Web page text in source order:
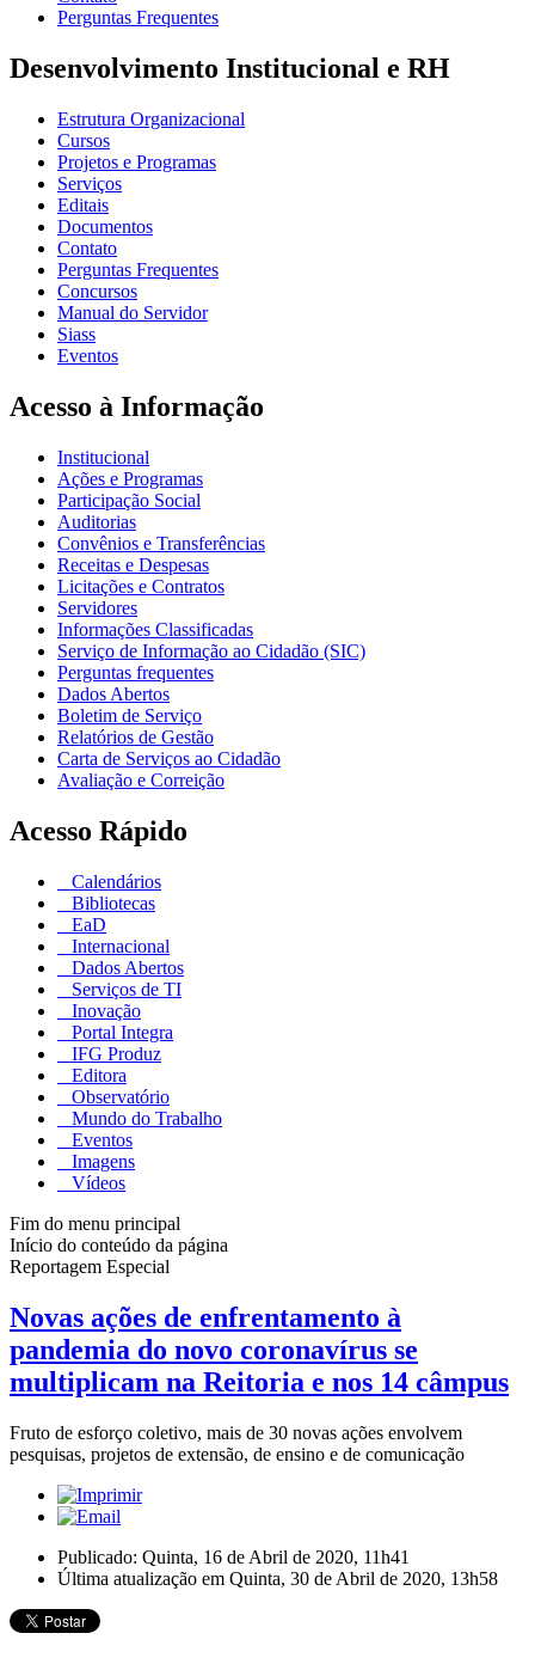
Perguntas Frequentes
Desenvolvimento Institucional e RH
Estrutura Organizacional
Cursos
Projetos e Programas
Serviços
Editais
Documentos
Contato
Perguntas Frequentes
Concursos
Manual do Servidor
Siass
Eventos
Acesso à Informação
Institucional
Ações e Programas
Participação Social
Auditorias
Convênios e Transferências
Receitas e Despesas
Licitações e Contratos
Servidores
Informações Classificadas
Serviço de Informação ao Cidadão (SIC)
Perguntas frequentes
Dados Abertos
Boletim de Serviço
Relatórios de Gestão
Carta de Serviços ao Cidadão
Avaliação e Correição
Acesso Rápido
Calendários
Bibliotecas
EaD
Internacional
Dados Abertos
Serviços de TI
Inovação
Portal Integra
IFG Produz
Editora
Observatório
Mundo do Trabalho
Eventos
Imagens
Vídeos
Fim do menu principal
Início do conteúdo da página
Reportagem Especial
Novas ações de enfrentamento à
pandemia do novo coronavírus se
multiplicam na Reitoria e nos 14 câmpus
Fruto de esforço coletivo, mais de 30 novas ações envolvem
pesquisas, projetos de extensão, de ensino e de comunicação
Publicado: Quinta, 16 de Abril de 2020, 11h41
Última atualização em Quinta, 30 de Abril de 2020, 13h58